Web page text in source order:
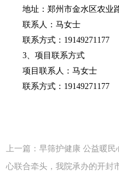
地址：郑州市金水区农业
联系人：马女士
联系方式： 19149271177
3、项目联系方式
项目联系人：马女士
联系方式： 19149271177
上一篇： 早筛护健康 公益暖
心联合牵头，我院承办的开封